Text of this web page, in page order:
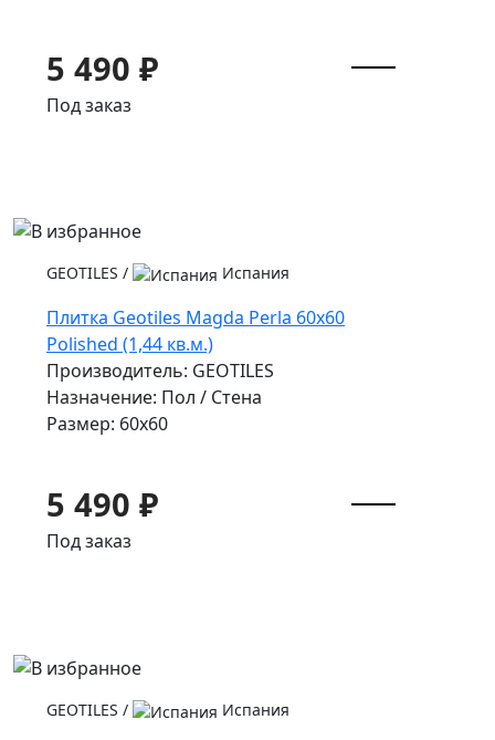
5 490 ₽
Под заказ
GEOTILES / Испания
Плитка Geotiles Magda Perla 60x60
Polished (1,44 кв.м.)
Производитель: GEOTILES
Назначение: Пол / Стена
Размер: 60x60
5 490 ₽
Под заказ
GEOTILES / Испания